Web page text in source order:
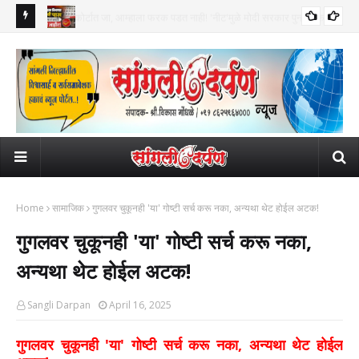
अर्ज? जाणून घ्या सविस्तर
Home सामाजिक गुगलवर चुकूनही 'या' गोष्टी सर्च करू नका, अन्यथा थेट होईल अटक!
गुगलवर चुकूनही 'या' गोष्टी सर्च करू नका,
अन्यथा थेट होईल अटक!
Sangli Darpan April 16, 2025
गुगलवर चुकूनही 'या' गोष्टी सर्च करू नका, अन्यथा थेट होईल